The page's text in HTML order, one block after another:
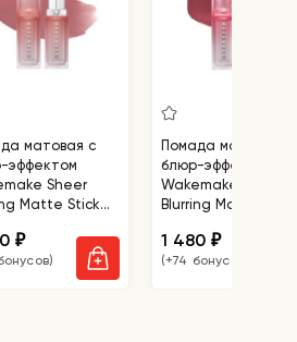
матовая с
эффектом
Sheer
Matte Stick
₽
Помада матовая с
блюр-эффектом
Wakemake Sheer
Blurring Matte Stick
1 480 ₽
(+74 бонусов)